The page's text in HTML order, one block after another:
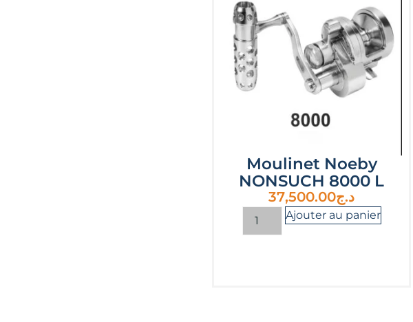
Moulinet Noeby
NONSUCH 8000 L
د.ج37,500.00
Ajouter au panier